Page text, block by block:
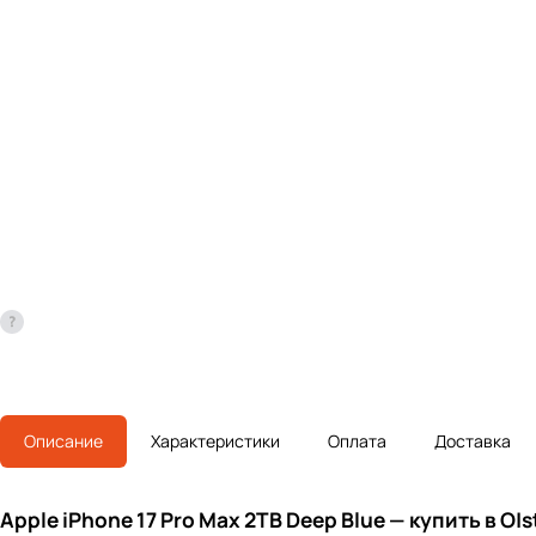
Описание Характеристики Оплата Доставка
Apple iPhone 17 Pro Max 2TB Deep Blue — купить в